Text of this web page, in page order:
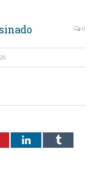
0
LinkedInTumblr